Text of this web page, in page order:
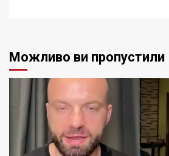
Можливо ви пропустили